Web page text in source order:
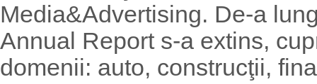
Media&Advertising. De-a
Annual Report s-a extins,
domenii: auto, construcţii,